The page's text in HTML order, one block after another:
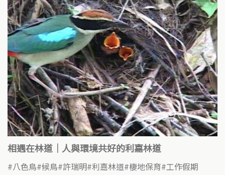
相遇在林道｜人與環境共好的利嘉林道
八色鳥 候鳥 許瑞明 利嘉林道 棲地保育 工作假期